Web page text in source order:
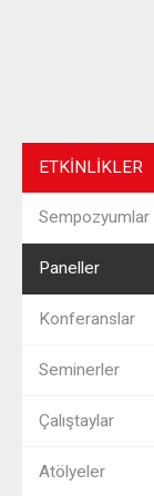
ETKINLIKLER
Sempozyumlar
Paneller
Konferanslar
Seminerler
Çalıştaylar
Atölyeler